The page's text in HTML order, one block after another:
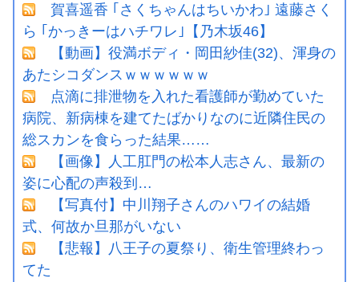
賀喜遥香 ｢さくちゃんはちいかわ｣ 遠藤さく
ら ｢かっきーはハチワレ｣【乃木坂46】
【動画】役満ボディ・岡田紗佳(32)、渾身の
あたシコダンスｗｗｗｗｗｗ
点滴に排泄物を入れた看護師が勤めていた
病院、新病棟を建てたばかりなのに近隣住民の
総スカンを食らった結果……
【画像】人工肛門の松本人志さん、最新の
姿に心配の声殺到…
【写真付】中川翔子さんのハワイの結婚
式、何故か旦那がいない
【悲報】八王子の夏祭り、衛生管理終わっ
てた